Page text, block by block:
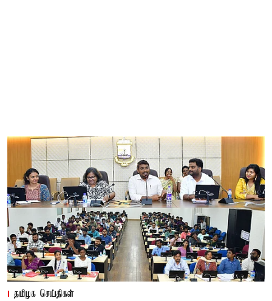
தமிழக செய்திகள்